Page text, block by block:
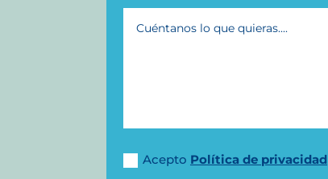
Acepto Política de privacidad